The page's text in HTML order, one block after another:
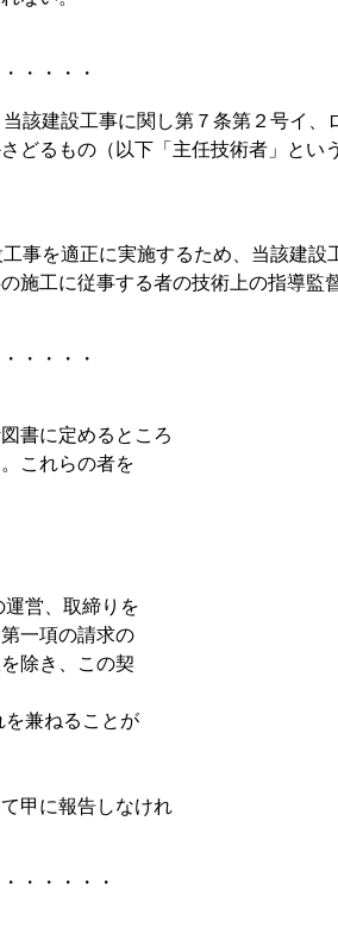
・・・・
該建設工事に関し第７条第２号イ、
どるもの（以下「主任技術者」とい
事を適正に実施するため、当該建設
施工に従事する者の技術上の指導監
・・・・
書に定めるところ
これらの者を
営、取締りを
一項の請求の
除き、この契
を兼ねることが
甲に報告しなけれ
・・・・・